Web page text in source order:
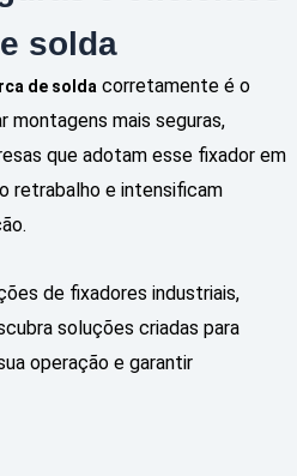
solda
de solda corretamente é o
montagens mais seguras,
que adotam esse fixador em
retrabalho e intensificam
de fixadores industriais,
soluções criadas para
operação e garantir